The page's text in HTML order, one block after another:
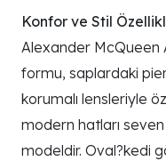
Konfor ve Stil
Alexander McQueen
formu, saplardaki
korumalı lensleriyle
modern hatları seven
modeldir. Oval?kedi